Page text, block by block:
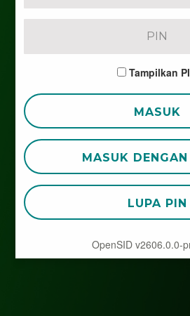
Tampilkan
MASUK
MASUK
LUPA PIN
OpenSID v2606.0.0-